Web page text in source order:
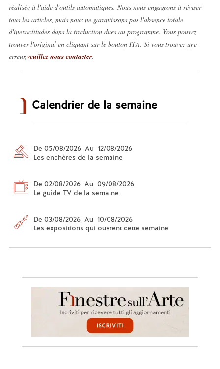
réalisée à l'aide d'outils automatiques. Nous nous engageons à réviser
tous les articles, mais nous ne garantissons pas l'absence totale
d'inexactitudes dans la traduction dues au programme. Vous pouvez
trouver l'original en cliquant sur le bouton ITA. Si vous trouvez une
erreur,veuillez nous contacter.
Calendrier de la semaine
De 05/08/2026 Au 12/08/2026
Les enchères de la semaine
De 02/08/2026 Au 09/08/2026
Le guide TV de la semaine
De 03/08/2026 Au 10/08/2026
Les expositions qui ouvrent cette semaine